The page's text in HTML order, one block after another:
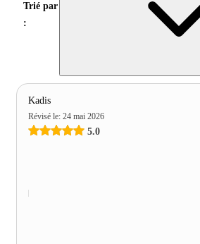
Trié par
:
Kadis
Révisé le: 24 mai 2026
5.0